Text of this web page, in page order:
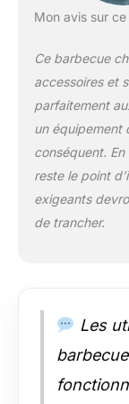
Mon avis sur
Ce barbecue
accessoires et
parfaitement
un équipement
conséquent.
reste le point
exigeants
de trancher.
Les